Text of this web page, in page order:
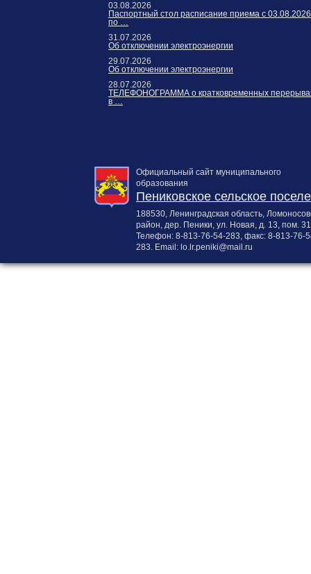
03.08.2026
Паспортный стол расписание приема с 03.08.2026
по …
31.07.2026
Об отключении электроэнергии
29.07.2026
Об отключении электроэнергии
28.07.2026
ТЕЛЕФОНОГРАММА о кратковременных
в …
Официальный сайт муниципального
образования
Пениковское сельское
188530, Ленинградская область,
район, дер. Пеники, ул. Новая, д. 13, пом. 31
Телефон: 8-813-76-54-283, факс: 8-813-76-
283. Email: lo.lr.peniki@mail.ru